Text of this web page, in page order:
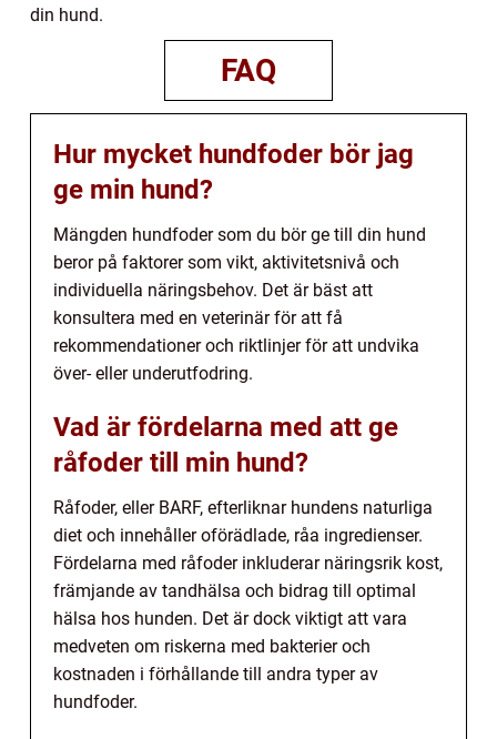
din hund.
FAQ
Hur mycket hundfoder bör jag
ge min hund?
Mängden hundfoder som du bör ge till din hund
beror på faktorer som vikt, aktivitetsnivå och
individuella näringsbehov. Det är bäst att
konsultera med en veterinär för att få
rekommendationer och riktlinjer för att undvika
över- eller underutfodring.
Vad är fördelarna med att ge
råfoder till min hund?
Råfoder, eller BARF, efterliknar hundens naturliga
diet och innehåller oförädlade, råa ingredienser.
Fördelarna med råfoder inkluderar näringsrik kost,
främjande av tandhälsa och bidrag till optimal
hälsa hos hunden. Det är dock viktigt att vara
medveten om riskerna med bakterier och
kostnaden i förhållande till andra typer av
hundfoder.